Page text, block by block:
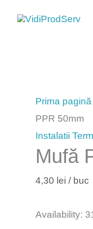
Prima pagină
PPR 50mm
Instalatii
Mufă
4,30 lei / buc
Availability:
Mufă
PPR
50mm